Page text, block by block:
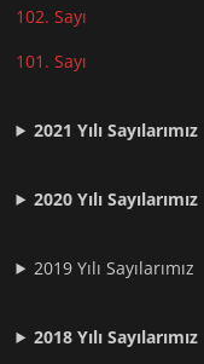
102. Sayı
101. Sayı
2021 Yılı Sayılarımız
2020 Yılı Sayılarımız
2019 Yılı Sayılarımız
2018 Yılı Sayılarımız